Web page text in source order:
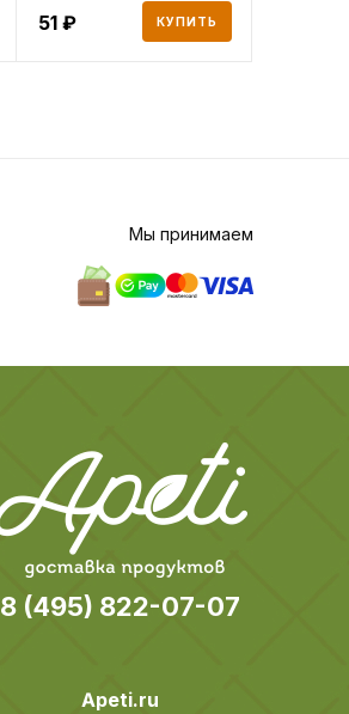
51 КУПИТЬ
Мы принимаем
8 (495) 822-07-07
Apeti.ru